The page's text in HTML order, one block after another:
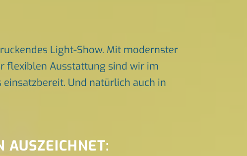
Light-Show. Mit modernster
flexiblen Ausstattung sind wir im
Und natürlich auch in
AUSZEICHNET: